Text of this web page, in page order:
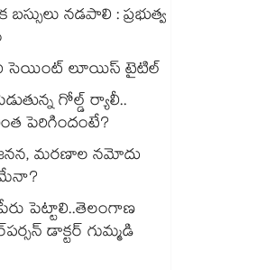
బస్సులు నడపాలి : ప్రభుత్వ
సెయింట్‌‌‌‌ లూయిస్‌‌‌‌ టైటిల్
గోల్డ్ ర్యాలీ..
పెరిగిందంటే?
మరణాల నమోదు
పెట్టాలి..తెలంగాణ
డాక్టర్ గుమ్మడి